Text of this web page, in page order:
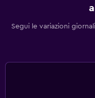
Segui le variazioni